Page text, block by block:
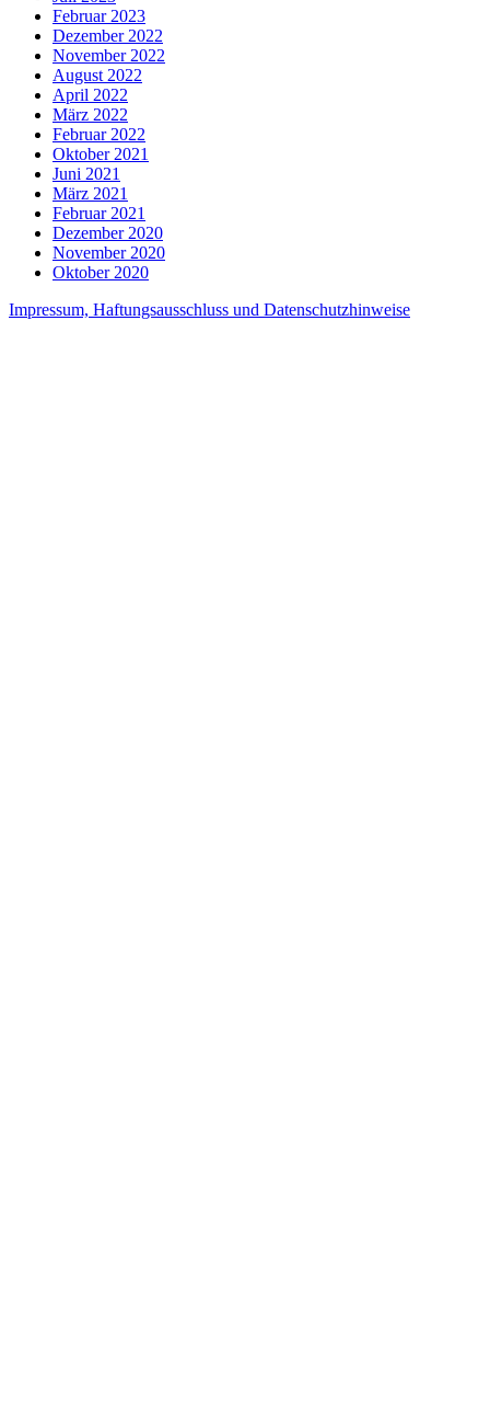
Februar 2023
Dezember 2022
November 2022
August 2022
April 2022
März 2022
Februar 2022
Oktober 2021
Juni 2021
März 2021
Februar 2021
Dezember 2020
November 2020
Oktober 2020
Impressum, Haftungsausschluss und Datenschutzhinweise